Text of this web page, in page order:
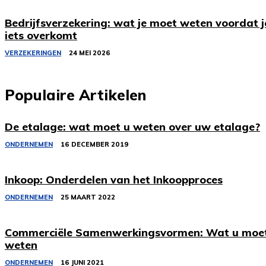
Bedrijfsverzekering: wat je moet weten voordat
iets overkomt
VERZEKERINGEN 24 MEI 2026
Populaire Artikelen
De etalage: wat moet u weten over uw etalage?
ONDERNEMEN 16 DECEMBER 2019
Inkoop: Onderdelen van het Inkoopproces
ONDERNEMEN 25 MAART 2022
Commerciële Samenwerkingsvormen: Wat u
weten
ONDERNEMEN 16 JUNI 2021